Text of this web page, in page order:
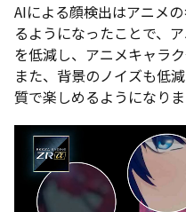
AIによる顔検出はアニメ
るようになったことで、
を低減し、アニメキャラ
また、背景のノイズも低
質で楽しめるようになりま